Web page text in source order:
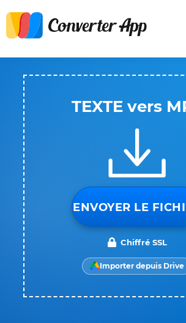
TEXTE vers
ENVOYER LE
Chiffré SSL
Importer depuis Drive